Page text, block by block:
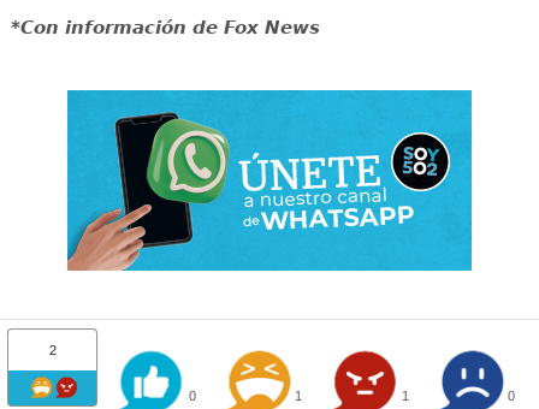
*Con información de Fox News
2
0 1 1 0